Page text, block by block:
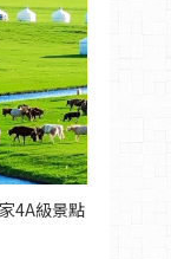
4A級景點